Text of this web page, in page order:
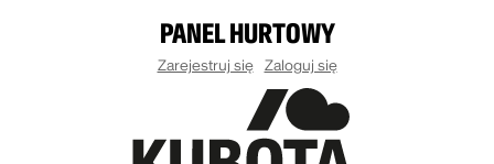
PANEL HURTOWY
Zarejestruj się Zaloguj się